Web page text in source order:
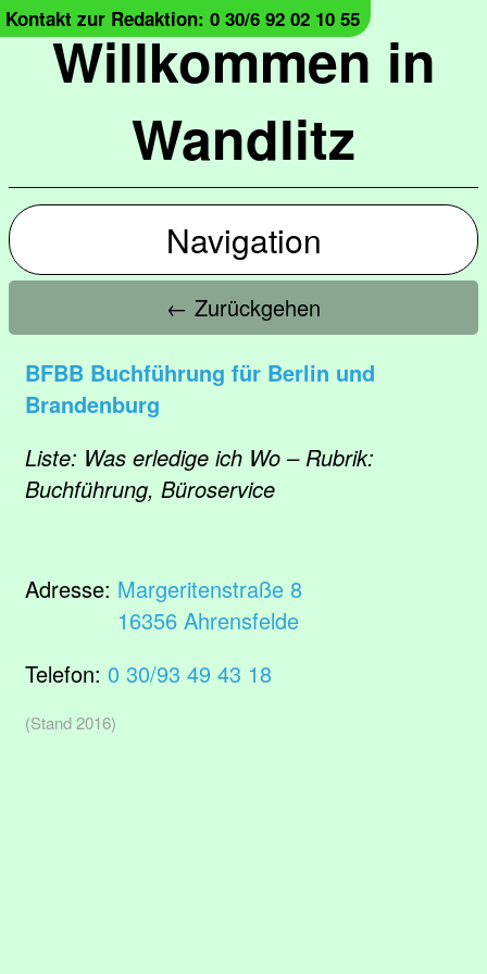
Willkommen in
Wandlitz
Kontakt zur Redaktion: 0 30/6 92 02 10 55
Navigation
← Zurückgehen
BFBB Buchführung für Berlin und
Brandenburg
Liste: Was erledige ich Wo – Rubrik:
Buchführung, Büroservice
Adresse: Margeritenstraße 8
16356 Ahrensfelde
Telefon: 0 30/93 49 43 18
(Stand 2016)